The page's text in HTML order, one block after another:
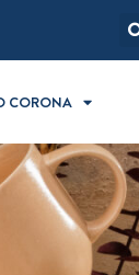
CORONA